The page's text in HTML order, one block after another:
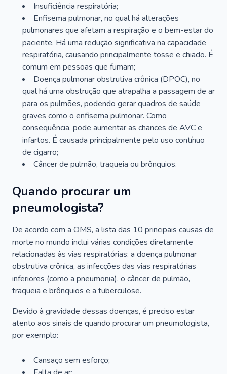
Insuficiência respiratória;
Enfisema pulmonar, no qual há alterações
pulmonares que afetam a respiração e o bem-estar do
paciente. Há uma redução significativa na capacidade
respiratória, causando principalmente tosse e chiado. É
comum em pessoas que fumam;
Doença pulmonar obstrutiva crônica (DPOC), no
qual há uma obstrução que atrapalha a passagem de ar
para os pulmões, podendo gerar quadros de saúde
graves como o enfisema pulmonar. Como
consequência, pode aumentar as chances de AVC e
infartos. É causada principalmente pelo uso contínuo
de cigarro;
Câncer de pulmão, traqueia ou brônquios.
Quando procurar um
pneumologista?
De acordo com a OMS, a lista das 10 principais causas de
morte no mundo inclui várias condições diretamente
relacionadas às vias respiratórias: a doença pulmonar
obstrutiva crônica, as infecções das vias respiratórias
inferiores (como a pneumonia), o câncer de pulmão,
traqueia e brônquios e a tuberculose.
Devido à gravidade dessas doenças, é preciso estar
atento aos sinais de quando procurar um pneumologista,
por exemplo:
Cansaço sem esforço;